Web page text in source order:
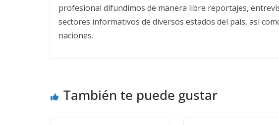
profesional difundimos de manera libre reportajes,
sectores informativos de diversos estados del país, así
naciones.
También te puede gustar